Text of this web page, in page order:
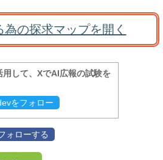
為の探求マップを開く
用して、XでAI広報の試験を
をフォロー
ォローする